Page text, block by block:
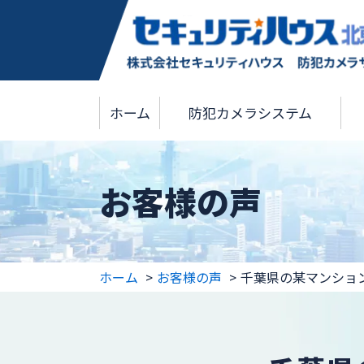
ホーム 防犯カメラシステム
お客様の声
ホーム お客様の声 千葉県の某マンショ